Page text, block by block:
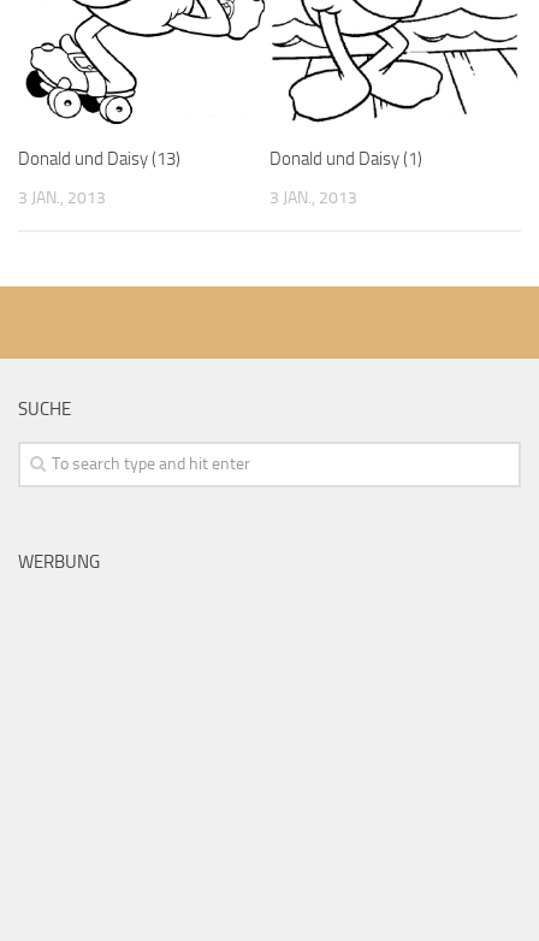
Donald und Daisy (13)
3 JAN., 2013
Donald und Daisy (1)
3 JAN., 2013
SUCHE
WERBUNG